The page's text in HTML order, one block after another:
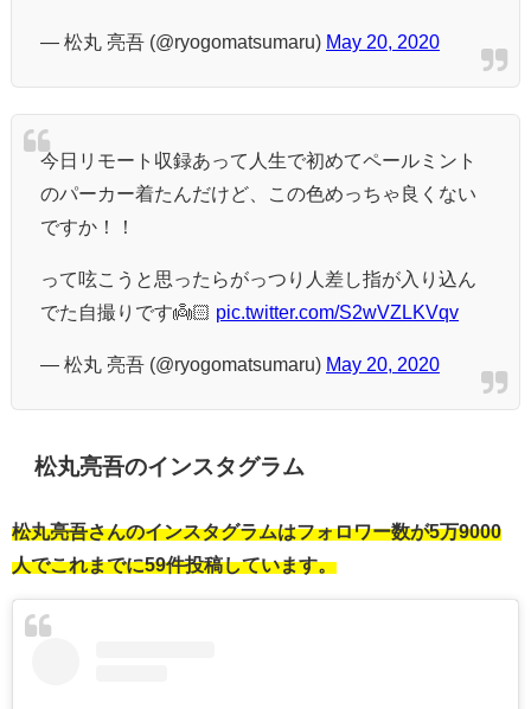
— 松丸 亮吾 (@ryogomatsumaru) May 20, 2020
今日リモート収録あって人生で初めてペールミント
のパーカー着たんだけど、この色めっちゃ良くない
ですか！！
って呟こうと思ったらがっつり人差し指が入り込ん
でた自撮りです👼🏻 pic.twitter.com/S2wVZLKVqv
— 松丸 亮吾 (@ryogomatsumaru) May 20, 2020
松丸亮吾のインスタグラム
松丸亮吾さんのインスタグラムはフォロワー数が5万9000
人でこれまでに59件投稿しています。